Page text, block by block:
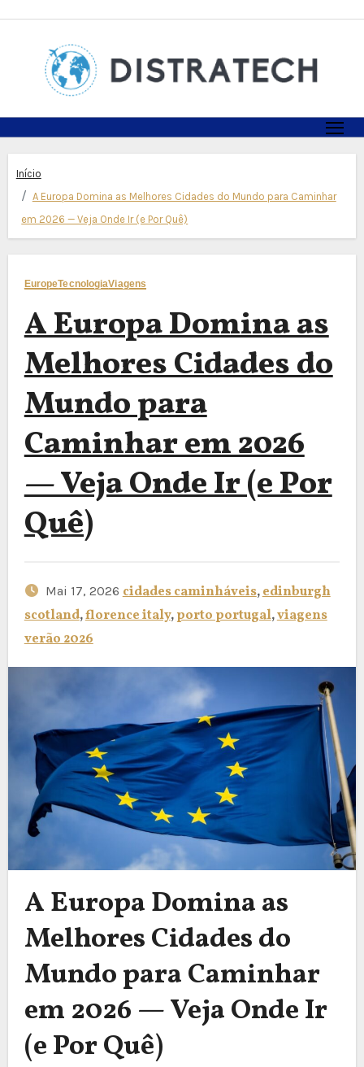
Início
A Europa Domina as Melhores Cidades do Mundo para Caminhar
em 2026 — Veja Onde Ir (e Por Quê)
EuropeTecnologiaViagens
A Europa Domina as
Melhores Cidades do
Mundo para
Caminhar em 2026
— Veja Onde Ir (e Por
Quê)
Mai 17, 2026 cidades caminháveis,edinburgh
scotland,florence italy,porto portugal,viagens
verão 2026
A Europa Domina as
Melhores Cidades do
Mundo para Caminhar
em 2026 — Veja Onde Ir
(e Por Quê)